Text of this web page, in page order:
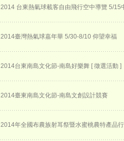
2014 台東熱氣球載客自由飛行空中導覽 5/15
2014臺灣熱氣球嘉年華 5/30-8/10 仰望幸福
2014台東南島文化節-南島好樂舞 [ 徵選活動 ]
2014臺東南島文化節-南島文創設計競賽
2014年全國布農族射耳祭暨水蜜桃農特產品